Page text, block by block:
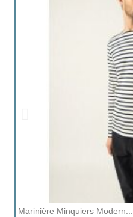
Marinière Minquiers Modern...